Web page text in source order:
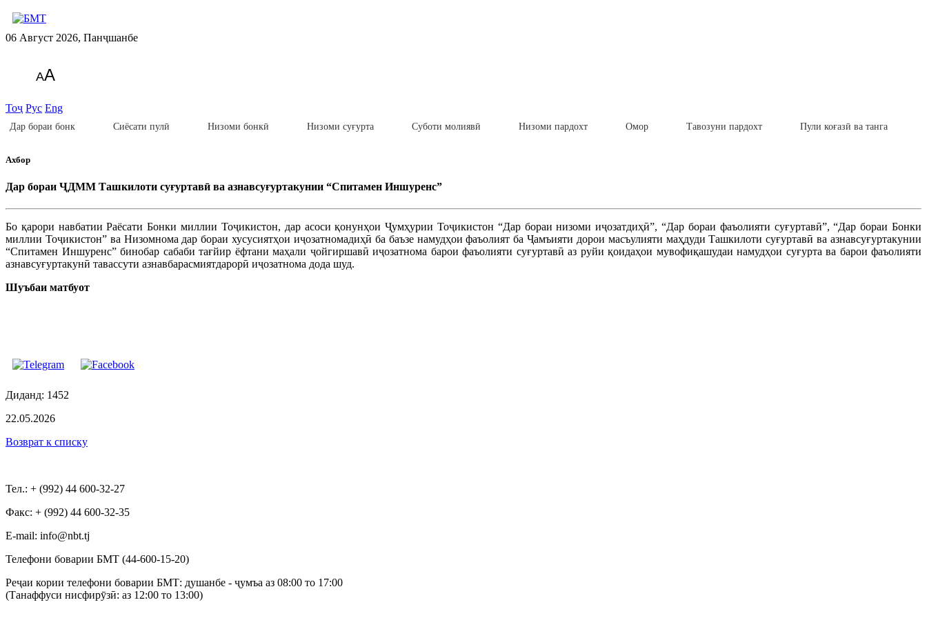
06 Август 2026, Панҷшанбе
AA
Тоҷ Рус Eng
Дар бораи бонк Сиёсати пулӣ Низоми бонкӣ Низоми суғурта Суботи молиявӣ Низоми пардохт Омор Тавозуни пардохт Пули коғазӣ ва танга
Ахбор
Дар бораи ҶДММ Ташкилоти суғуртавӣ ва азнавсуғуртакунии “Спитамен Иншуренс”
Бо қарори навбатии Раёсати Бонки миллии Тоҷикистон, дар асоси қонунҳои Ҷумҳурии Тоҷикистон “Дар бораи низоми иҷозатдиҳӣ”, “Дар бораи фаъолияти суғуртавӣ”, “Дар бораи Бонки
миллии Тоҷикистон” ва Низомнома дар бораи хусусиятҳои иҷозатномадиҳӣ ба баъзе намудҳои фаъолият ба Ҷамъияти дорои масъулияти маҳдуди Ташкилоти суғуртавӣ ва азнавсуғуртакунии
“Спитамен Иншуренс” бинобар сабаби тағйир ёфтани маҳали ҷойгиршавӣ иҷозатнома барои фаъолияти суғуртавӣ аз руйи қоидаҳои мувофиқашудаи намудҳои суғурта ва барои фаъолияти
азнавсуғуртакунӣ тавассути азнавбарасмиятдарорӣ иҷозатнома дода шуд.
Шуъбаи матбуот
Диданд: 1452
22.05.2026
Возврат к списку
Тел.: + (992) 44 600-32-27
Факс: + (992) 44 600-32-35
Е-mail: info@nbt.tj
Телефони боварии БМТ (44-600-15-20)
Реҷаи кории телефони боварии БМТ: душанбе - ҷумъа аз 08:00 то 17:00
(Танаффуси нисфирӯзӣ: аз 12:00 то 13:00)